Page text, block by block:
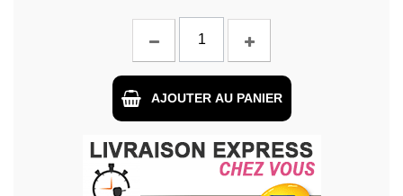
AJOUTER AU PANIER